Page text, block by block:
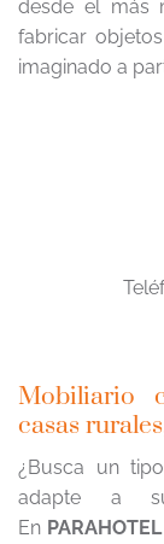
desde el más
fabricar
imaginado a
Mobiliario
casas
¿Busca un
adapte a
En PARAHOTEL